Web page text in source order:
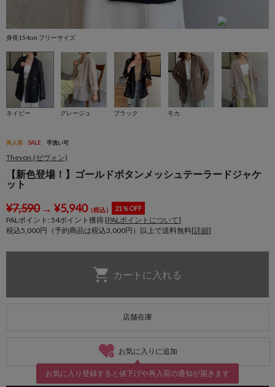
身長154cm フリーサイズ
ネイビー グレージュ ブラック モカ
再入荷 SALE 手洗い可
Thevon.(ゼヴォン)
【新色登場！】ゴールドボタンメッシュテーラードジャケ
ット
¥7,590→ ¥5,940（税込） 21％OFF
PALポイント: 54ポイント獲得 [PALポイントについて]
税込5,000円（予約商品は税込3,000円）以上で送料無料[詳細]
店舗在庫
お気に入りに追加
お気に入り登録すると値下げや再入荷の通知が届きます